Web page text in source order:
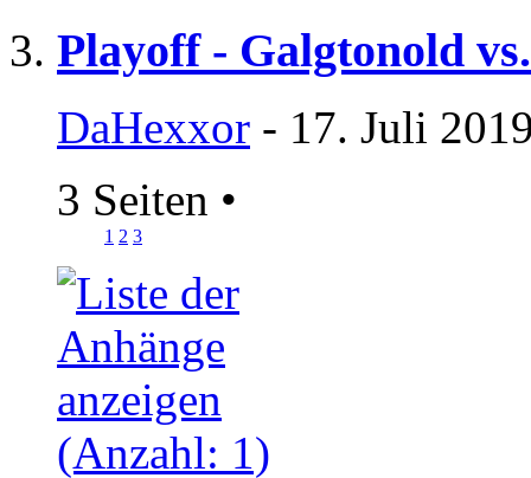
Playoff - Galgtonold
DaHexxor - 17. Juli
3 Seiten •
1 2 3